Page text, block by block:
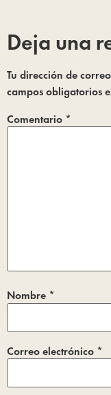
Deja una
Tu dirección de
campos obligatorios
Comentario *
Nombre *
Correo electrónico *